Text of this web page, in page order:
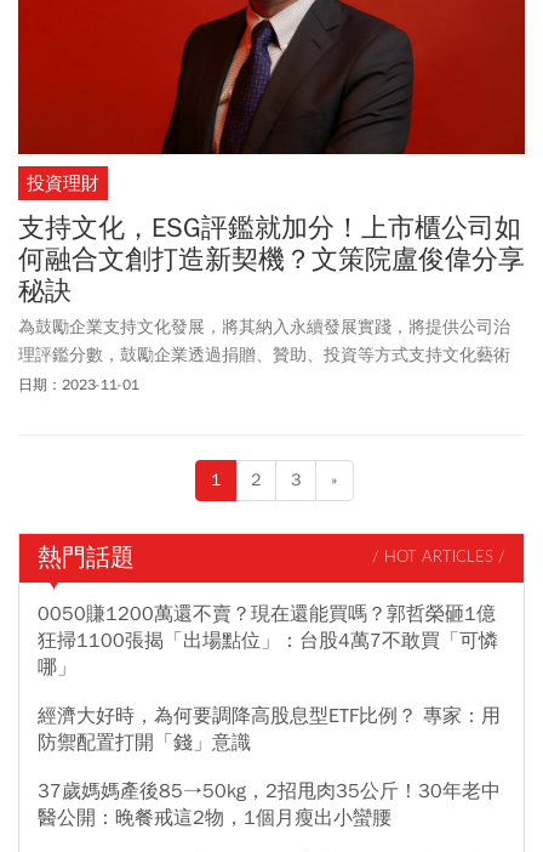
投資理財
支持文化，ESG評鑑就加分！上市櫃公司如
何融合文創打造新契機？文策院盧俊偉分享
秘訣
為鼓勵企業支持文化發展，將其納入永續發展實踐，將提供公司治
理評鑑分數，鼓勵企業透過捐贈、贊助、投資等方式支持文化藝術
活動，文化內容策進院院長盧俊偉將ESG小組轉為專案辦公室，推動
舉辦的「ESG永續台灣國際峰會秋季場：2023｜數位驅動Ｘ零碳革
命」，以融合文化創意、共創企業ESG新契機為題，進行分享講座。
日期：2023-11-01
1 2 3 »
熱門話題 / HOT ARTICLES /
0050賺1200萬還不賣？現在還能買嗎？郭哲榮砸1億
狂掃1100張揭「出場點位」：台股4萬7不敢買「可憐
哪」
經濟大好時，為何要調降高股息型ETF比例？ 專家：用
防禦配置打開「錢」意識
37歲媽媽產後85→50kg，2招甩肉35公斤！30年老中
醫公開：晚餐戒這2物，1個月瘦出小蠻腰